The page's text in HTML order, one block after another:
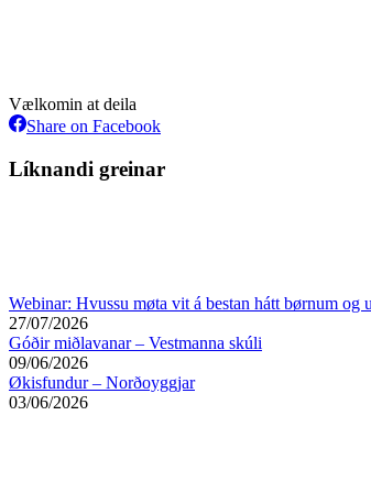
Vælkomin at deila
Share on FacebookShare
Facebook
Líknandi greinar
Webinar: Hvussu møta vit á bestan hátt børnum
27/07/2026
Góðir miðlavanar – Vestmanna skúli
09/06/2026
Økisfundur – Norðoyggjar
03/06/2026